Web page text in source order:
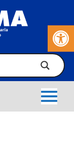
Barra de